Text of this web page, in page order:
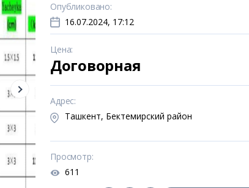
Опубликовано:
16.07.2024, 17:12
Цена:
Договорная
Адрес:
Ташкент, Бектемирский район
Просмотр:
611